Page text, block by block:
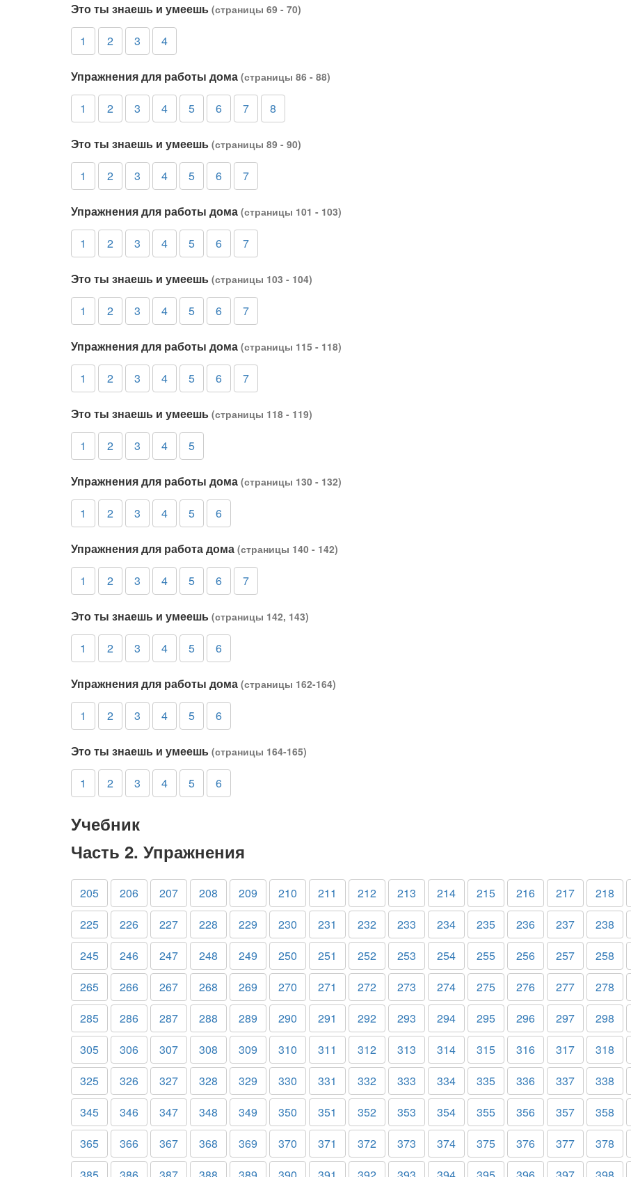
Это ты знаешь и умеешь (страницы 69 - 70)
1 2 3 4
Упражнения для работы дома (страницы 86 - 88)
1 2 3 4 5 6 7 8
Это ты знаешь и умеешь (страницы 89 - 90)
1 2 3 4 5 6 7
Упражнения для работы дома (страницы 101 - 103)
1 2 3 4 5 6 7
Это ты знаешь и умеешь (страницы 103 - 104)
1 2 3 4 5 6 7
Упражнения для работы дома (страницы 115 - 118)
1 2 3 4 5 6 7
Это ты знаешь и умеешь (страницы 118 - 119)
1 2 3 4 5
Упражнения для работы дома (страницы 130 - 132)
1 2 3 4 5 6
Упражнения для работа дома (страницы 140 - 142)
1 2 3 4 5 6 7
Это ты знаешь и умеешь (страницы 142, 143)
1 2 3 4 5 6
Упражнения для работы дома (страницы 162-164)
1 2 3 4 5 6
Это ты знаешь и умеешь (страницы 164-165)
1 2 3 4 5 6
Учебник
Часть 2. Упражнения
205 206 207 208 209 210 211 212 213 214 215 216 217 218
225
226 227 228 229 230 231 232 233 234 235 236 237 238
245
246 247 248 249 250 251 252 253 254 255 256 257 258
265
266 267 268 269 270 271 272 273 274 275 276 277 278
285
286 287 288 289 290 291 292 293 294 295 296 297 298
305
306 307 308 309 310 311 312 313 314 315 316 317 318
325
326 327 328 329 330 331 332 333 334 335 336 337 338
345
346 347 348 349 350 351 352 353 354 355 356 357 358
365
366 367 368 369 370 371 372 373 374 375 376 377 378